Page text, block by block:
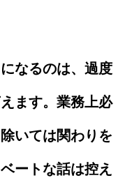
なるのは、過度
ます。業務上必
いては関わりを
ートな話は控え